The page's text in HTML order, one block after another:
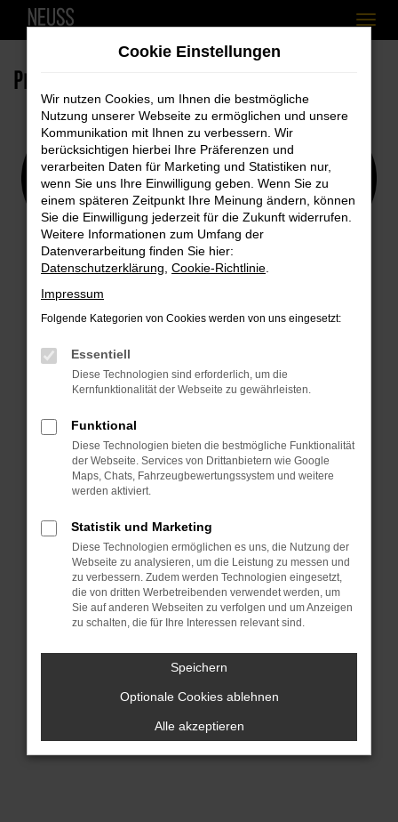
Zum
springen
Produktsicherheitsinformationen
Cookie Einstellungen
Wir nutzen Cookies, um Ihnen die bestmögliche
Nutzung unserer Webseite zu ermöglichen und unsere
Kommunikation mit Ihnen zu verbessern. Wir
berücksichtigen hierbei Ihre Präferenzen und
verarbeiten Daten für Marketing und Statistiken nur,
wenn Sie uns Ihre Einwilligung geben. Wenn Sie zu
einem späteren Zeitpunkt Ihre Meinung ändern, können
Sie die Einwilligung jederzeit für die Zukunft widerrufen.
Weitere Informationen zum Umfang der
Datenverarbeitung finden Sie hier:
Datenschutzerklärung Cookie-Richtlinie
Impressum
Folgende Kategorien von Cookies werden von uns eingesetzt:
Essentiell
Diese Technologien sind erforderlich, um die
Kernfunktionalität der Webseite zu gewährleisten.
Funktional
Diese Technologien bieten die bestmögliche Funktionalität
der Webseite. Services von Drittanbietern wie Google
Maps, Chats, Fahrzeugbewertungssystem und weitere
werden aktiviert.
Statistik und Marketing
Diese Technologien ermöglichen es uns, die Nutzung der
Webseite zu analysieren, um die Leistung zu messen und
zu verbessern. Zudem werden Technologien eingesetzt,
die von dritten Werbetreibenden verwendet werden, um
Sie auf anderen Webseiten zu verfolgen und um Anzeigen
zu schalten, die für Ihre Interessen relevant sind.
Speichern
Optionale Cookies ablehnen
Alle akzeptieren